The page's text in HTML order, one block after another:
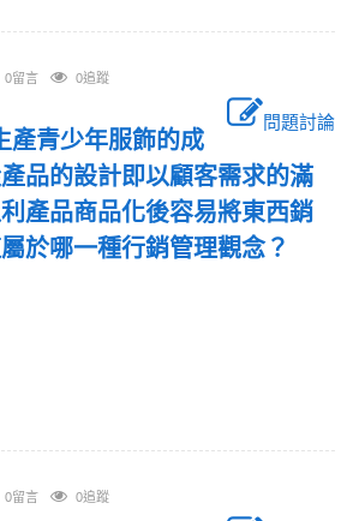
0留言 0追蹤
問題討論
產青少年服飾的成
品的設計即以顧客需求的滿
產品商品化後容易將東西銷
於哪一種行銷管理觀念？
0留言 0追蹤